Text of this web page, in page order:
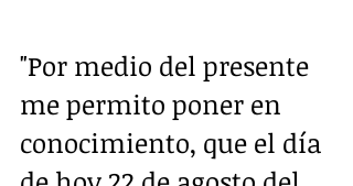
"Por medio del presente
me permito poner en
conocimiento, que el día